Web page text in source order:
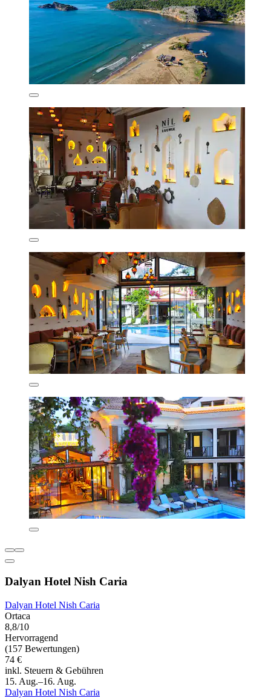
Dalyan Hotel Nish Caria
Dalyan Hotel Nish Caria
Ortaca
8,8/10
Hervorragend
(157 Bewertungen)
74 €
inkl. Steuern & Gebühren
15. Aug.–16. Aug.
Dalyan Hotel Nish Caria